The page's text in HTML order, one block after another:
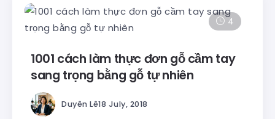
4
1001 cách làm thực đơn gỗ cầm tay
sang trọng bằng gỗ tự nhiên
Duyên Lê18 July, 2018